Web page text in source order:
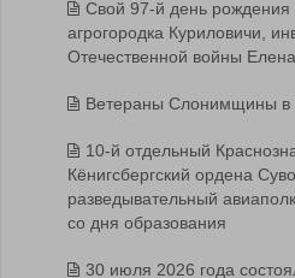
Свой 97-й день рождения
агрогородка Куриловичи,
Отечественной войны
Ветераны Слонимщины в
10-й отдельный
Кёнигсбергский ордена
разведывательный
со дня образования
30 июля 2026 года